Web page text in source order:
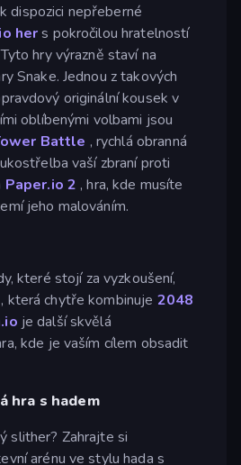
dispozici nepřeberné
io hers pokročilou hratelností
hry výrazně staví na
Snake. Jednou z takových
originální kousek v
oblíbenými volbami jsou
Battle , rychlá obranná
vaší zbraní proti
Paper.io 2 , hra, kde musíte
jeho malováním.
které stojí za vyzkoušení,
, která chytře kombinuje 2048
je další skvělá
kde je vaším cílem obsadit
hra s hadem
slither? Zahrajte si
arénu ve stylu hada s